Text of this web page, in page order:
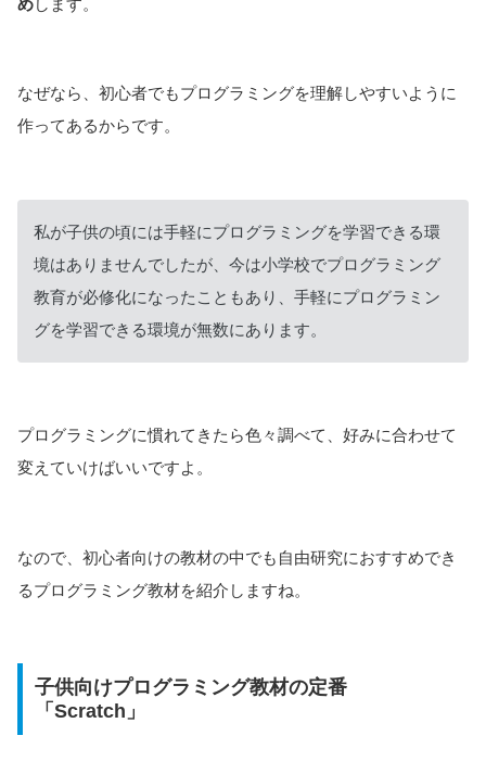
なぜなら、初心者でもプログラミングを理解しやすいように
作ってあるからです。
私が子供の頃には手軽にプログラミングを学習できる環
境はありませんでしたが、今は小学校でプログラミング
教育が必修化になったこともあり、手軽にプログラミン
グを学習できる環境が無数にあります。
プログラミングに慣れてきたら色々調べて、好みに合わせて
変えていけばいいですよ。
なので、初心者向けの教材の中でも自由研究におすすめでき
るプログラミング教材を紹介しますね。
子供向けプログラミング教材の定番
「Scratch」